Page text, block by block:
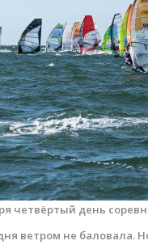
четвёртый день
ветром не баловала.